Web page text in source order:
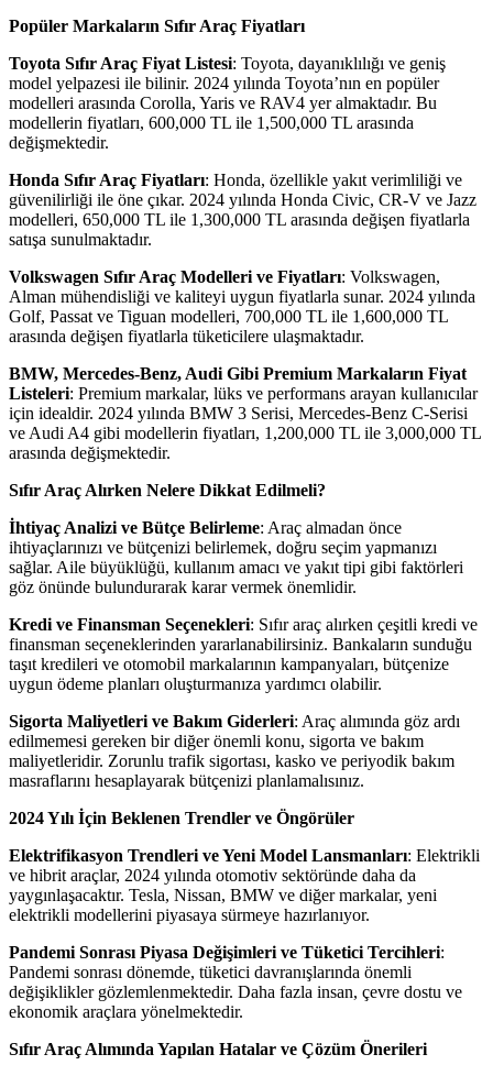
Popüler Markaların Sıfır Araç Fiyatları
Toyota Sıfır Araç Fiyat Listesi: Toyota, dayanıklılığı ve geniş
model yelpazesi ile bilinir. 2024 yılında Toyota’nın en popüler
modelleri arasında Corolla, Yaris ve RAV4 yer almaktadır. Bu
modellerin fiyatları, 600,000 TL ile 1,500,000 TL arasında
değişmektedir.
Honda Sıfır Araç Fiyatları: Honda, özellikle yakıt verimliliği ve
güvenilirliği ile öne çıkar. 2024 yılında Honda Civic, CR-V ve Jazz
modelleri, 650,000 TL ile 1,300,000 TL arasında değişen fiyatlarla
satışa sunulmaktadır.
Volkswagen Sıfır Araç Modelleri ve Fiyatları: Volkswagen,
Alman mühendisliği ve kaliteyi uygun fiyatlarla sunar. 2024 yılında
Golf, Passat ve Tiguan modelleri, 700,000 TL ile 1,600,000 TL
arasında değişen fiyatlarla tüketicilere ulaşmaktadır.
BMW, Mercedes-Benz, Audi Gibi Premium Markaların Fiyat
Listeleri: Premium markalar, lüks ve performans arayan kullanıcılar
için idealdir. 2024 yılında BMW 3 Serisi, Mercedes-Benz C-Serisi
ve Audi A4 gibi modellerin fiyatları, 1,200,000 TL ile 3,000,000 TL
arasında değişmektedir.
Sıfır Araç Alırken Nelere Dikkat Edilmeli?
İhtiyaç Analizi ve Bütçe Belirleme: Araç almadan önce
ihtiyaçlarınızı ve bütçenizi belirlemek, doğru seçim yapmanızı
sağlar. Aile büyüklüğü, kullanım amacı ve yakıt tipi gibi faktörleri
göz önünde bulundurarak karar vermek önemlidir.
Kredi ve Finansman Seçenekleri: Sıfır araç alırken çeşitli kredi ve
finansman seçeneklerinden yararlanabilirsiniz. Bankaların sunduğu
taşıt kredileri ve otomobil markalarının kampanyaları, bütçenize
uygun ödeme planları oluşturmanıza yardımcı olabilir.
Sigorta Maliyetleri ve Bakım Giderleri: Araç alımında göz ardı
edilmemesi gereken bir diğer önemli konu, sigorta ve bakım
maliyetleridir. Zorunlu trafik sigortası, kasko ve periyodik bakım
masraflarını hesaplayarak bütçenizi planlamalısınız.
2024 Yılı İçin Beklenen Trendler ve Öngörüler
Elektrifikasyon Trendleri ve Yeni Model Lansmanları: Elektrikli
ve hibrit araçlar, 2024 yılında otomotiv sektöründe daha da
yaygınlaşacaktır. Tesla, Nissan, BMW ve diğer markalar, yeni
elektrikli modellerini piyasaya sürmeye hazırlanıyor.
Pandemi Sonrası Piyasa Değişimleri ve Tüketici Tercihleri:
Pandemi sonrası dönemde, tüketici davranışlarında önemli
değişiklikler gözlemlenmektedir. Daha fazla insan, çevre dostu ve
ekonomik araçlara yönelmektedir.
Sıfır Araç Alımında Yapılan Hatalar ve Çözüm Önerileri